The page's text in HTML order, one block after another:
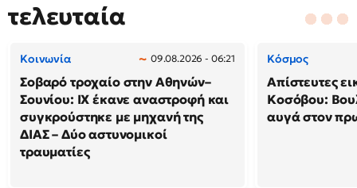
τελευταία
Κοινωνία 09.08.2026 - 06:21
Σοβαρό τροχαίο στην Αθηνών–
Σουνίου: ΙΧ έκανε αναστροφή και
συγκρούστηκε με μηχανή της
ΔΙΑΣ – Δύο αστυνομικοί
τραυματίες
Κόσμος
Απίστευτες
Κοσόβου:
αυγά στον